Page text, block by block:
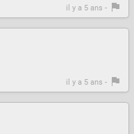
il y a 5 ans -
il y a 5 ans -